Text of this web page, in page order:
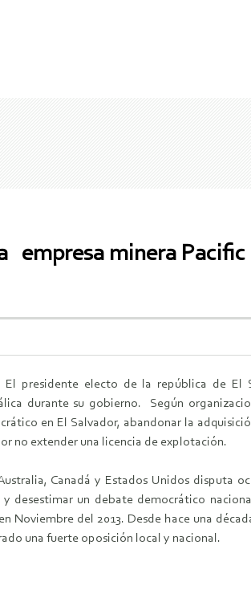
empresa minera
El presidente electo de la república de El
durante su gobierno. Según
en El Salvador, abandonar la
no extender una licencia de explotación.
Canadá y Estados Unidos disputa
desestimar un debate democrático
Noviembre del 2013. Desde hace una
una fuerte oposición local y nacional.